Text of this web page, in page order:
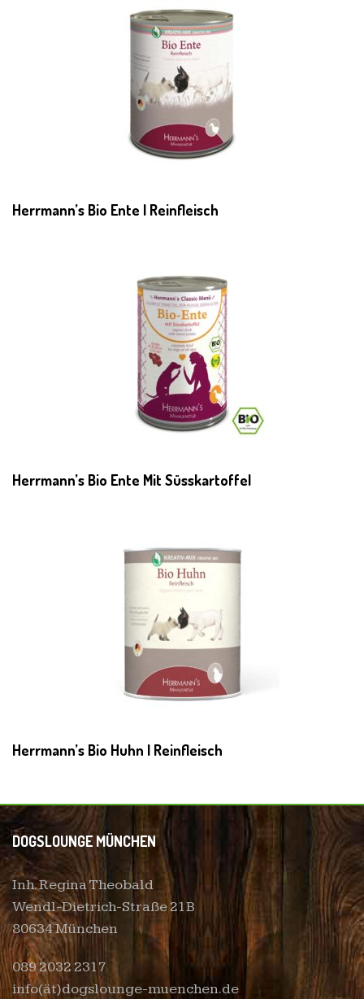
Herrmann’s Bio Ente | Reinfleisch
Herrmann’s Bio Ente Mit Süsskartoffel
Herrmann’s Bio Huhn | Reinfleisch
DOGSLOUNGE MÜNCHEN
Inh. Regina Theobald
Wendl-Dietrich-Straße 21B
80634 München
089 2032 2317
info(ät)dogslounge-muenchen.de